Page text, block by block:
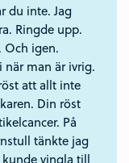
du inte. Jag
Ringde upp.
Och igen.
man är ivrig.
att allt inte
Din röst
På
tänkte jag
vingla till